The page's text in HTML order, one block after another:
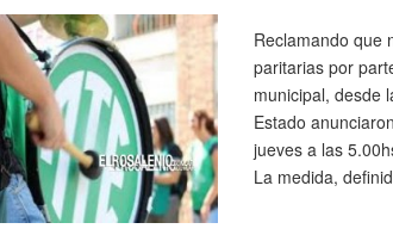
Reclamando que
paritarias por
municipal, desde
Estado
jueves a las
La medida,